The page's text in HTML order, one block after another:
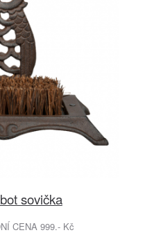
sovička
CENA 999.- Kč